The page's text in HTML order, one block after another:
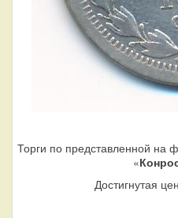
Торги по представленной на
«
Достигнутая